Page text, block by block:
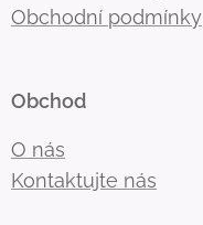
Obchodní podmínky
Obchod
O nás
Kontaktujte nás